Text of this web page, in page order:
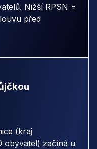
Nižší RPSN =
před
(kraj
obyvatel) začíná u